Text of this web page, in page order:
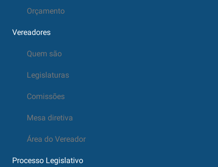
Orçamento
Vereadores
Quem são
Legislaturas
Comissões
Mesa diretiva
Área do Vereador
Processo Legislativo